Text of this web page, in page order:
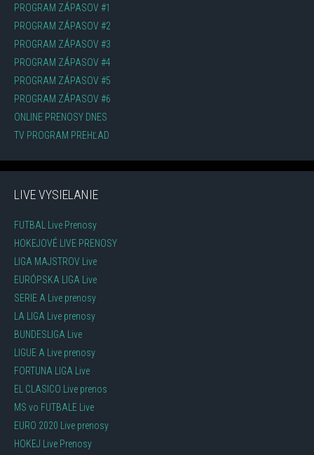
PROGRAM ZÁPASOV #1
PROGRAM ZÁPASOV #2
PROGRAM ZÁPASOV #3
PROGRAM ZÁPASOV #4
PROGRAM ZÁPASOV #5
PROGRAM ZÁPASOV #6
ONLINE PRENOSY DNES
TV PROGRAM PREHĽAD
LIVE VYSIELANIE
FUTBAL Live Prenosy
HOKEJOVÉ LIVE PRENOSY
LIGA MAJSTROV Live
EURÓPSKA LIGA Live
SERIE A Live prenosy
LA LIGA Live prenosy
BUNDESLIGA Live
LIGUE A Live prenosy
FORTUNA LIGA Live
EL CLASICO Live prenos
MS vo FUTBALE Live
EURO 2020 Live prenosy
HOKEJ Live Prenosy